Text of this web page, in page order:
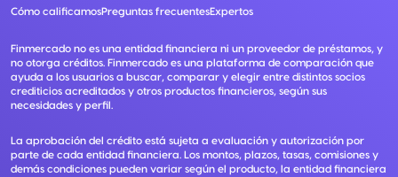
Cómo calificamosPreguntas frecuentesExpertos
Finmercado no es una entidad financiera ni un proveedor de préstamos, y
no otorga créditos. Finmercado es una plataforma de comparación que
ayuda a los usuarios a buscar, comparar y elegir entre distintos socios
crediticios acreditados y otros productos financieros, según sus
necesidades y perfil.
La aprobación del crédito está sujeta a evaluación y autorización por
parte de cada entidad financiera. Los montos, plazos, tasas, comisiones y
demás condiciones pueden variar según el producto, la entidad financiera